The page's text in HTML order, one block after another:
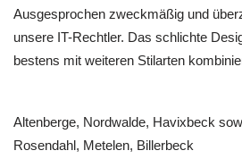
Ausgesprochen zweckmäßig und
unsere IT-Rechtler. Das schlichte
bestens mit weiteren Stilarten
Altenberge, Nordwalde, Havixbeck
Rosendahl, Metelen, Billerbeck